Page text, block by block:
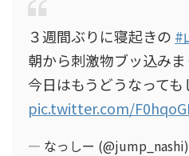
３週間ぶりに寝起きの #
朝から刺激物ブッ込みま
今日はもうどうなっても
pic.twitter.com/
— なっしー (@jump_nashi)